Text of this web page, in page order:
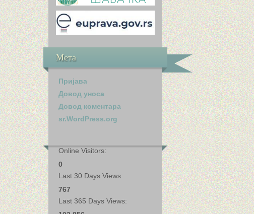
Мета
Пријава
Довод уноса
Довод коментара
sr.WordPress.org
Online Visitors:
0
Last 30 Days Views:
767
Last 365 Days Views: